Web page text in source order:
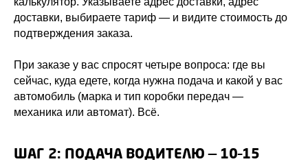
доставки, выбираете тариф — и видите стоимость до
подтверждения заказа.
При заказе у вас спросят четыре вопроса: где вы
сейчас, куда едете, когда нужна подача и какой у вас
автомобиль (марка и тип коробки передач —
механика или автомат). Всё.
ШАГ 2: ПОДАЧА ВОДИТЕЛЮ — 10–15